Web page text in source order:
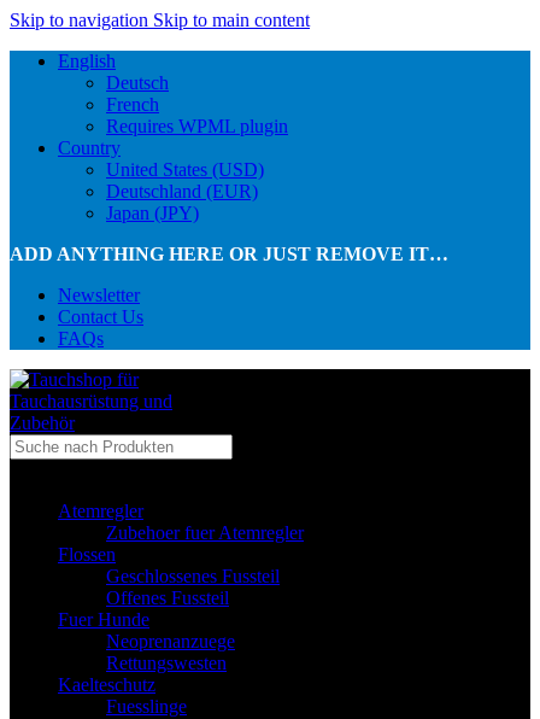
Skip to navigation Skip to main content
English
Deutsch
French
Requires WPML plugin
Country
United States (USD)
Deutschland (EUR)
Japan (JPY)
ADD ANYTHING HERE OR JUST REMOVE IT…
Newsletter
Contact Us
FAQs
Atemregler
Zubehoer fuer Atemregler
Flossen
Geschlossenes Fussteil
Offenes Fussteil
Fuer Hunde
Neoprenanzuege
Rettungswesten
Kaelteschutz
Fuesslinge